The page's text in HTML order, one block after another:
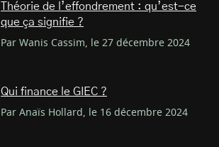
Théorie de l’effondrement : qu’est-ce
que ça signifie ?
Par Wanis Cassim, le 27 décembre 2024
Qui finance le GIEC ?
Par Anaïs Hollard, le 16 décembre 2024